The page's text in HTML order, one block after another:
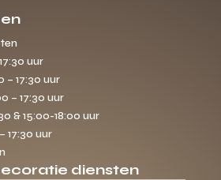
uur
– 17:30 uur
– 17:30 uur
& 15:00-18:00 uur
17:30 uur
diensten